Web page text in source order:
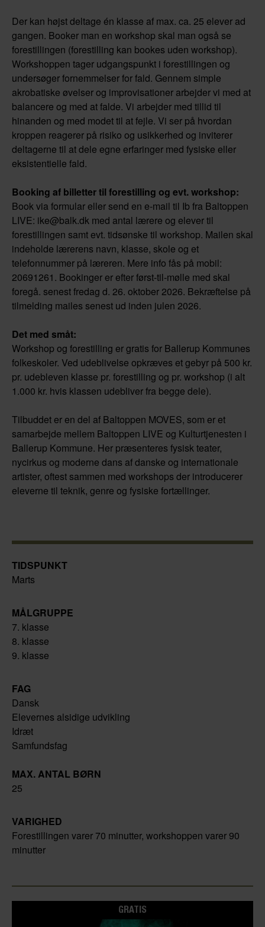
Der kan højst deltage én klasse af max. ca. 25 elever ad
gangen. Booker man en workshop skal man også se
forestillingen (forestilling kan bookes uden workshop).
Workshoppen tager udgangspunkt i forestillingen og
undersøger fornemmelser for fald. Gennem simple
akrobatiske øvelser og improvisationer arbejder vi med at
balancere og med at falde. Vi arbejder med tillid til
hinanden og med modet til at fejle. Vi ser på hvordan
kroppen reagerer på risiko og usikkerhed og inviterer
deltagerne til at dele egne erfaringer med fysiske eller
eksistentielle fald.
Booking af billetter til forestilling og evt. workshop:
Book via formular eller send en e-mail til Ib fra Baltoppen
LIVE: ike@balk.dk med antal lærere og elever til
forestillingen samt evt. tidsønske til workshop. Mailen skal
indeholde lærerens navn, klasse, skole og et
telefonnummer på læreren. Mere info fås på mobil:
20691261. Bookinger er efter først-til-mølle med skal
foregå. senest fredag d. 26. oktober 2026. Bekræftelse på
tilmelding mailes senest ud inden julen 2026.
Det med småt:
Workshop og forestilling er gratis for Ballerup Kommunes
folkeskoler. Ved udeblivelse opkræves et gebyr på 500 kr.
pr. udebleven klasse pr. forestilling og pr. workshop (i alt
1.000 kr. hvis klassen udebliver fra begge dele).
Tilbuddet er en del af Baltoppen MOVES, som er et
samarbejde mellem Baltoppen LIVE og Kulturtjenesten i
Ballerup Kommune. Her præsenteres fysisk teater,
nycirkus og moderne dans af danske og internationale
artister, oftest sammen med workshops der introducerer
eleverne til teknik, genre og fysiske fortællinger.
TIDSPUNKT
Marts
MÅLGRUPPE
7. klasse
8. klasse
9. klasse
FAG
Dansk
Elevernes alsidige udvikling
Idræt
Samfundsfag
MAX. ANTAL BØRN
25
VARIGHED
Forestillingen varer 70 minutter, workshoppen varer 90
minutter
GRATIS